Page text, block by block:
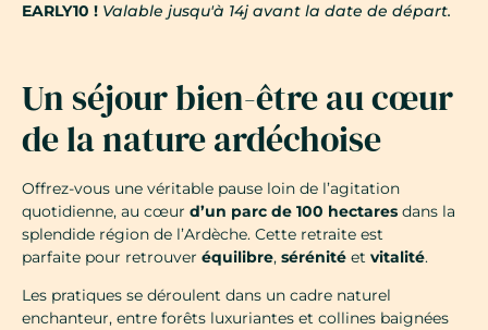
EARLY10 ! Valable jusqu'à 14j avant la date de départ.
Un séjour bien-être au cœur
de la nature ardéchoise
Offrez-vous une véritable pause loin de l’agitation
quotidienne, au cœur d’un parc de 100 hectares dans la
splendide région de l’Ardèche. Cette retraite est
parfaite pour retrouver équilibre, sérénité et vitalité.
Les pratiques se déroulent dans un cadre naturel
enchanteur, entre forêts luxuriantes et collines baignées